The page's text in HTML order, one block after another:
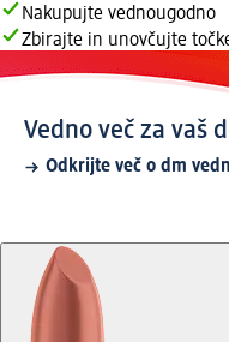
Nakupujte vednougodno
Zbirajte in unovčujte
Vedno več za vaš
Odkrijte več o dm